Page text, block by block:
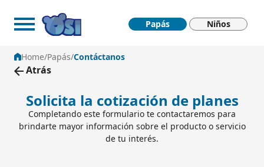
Saltar al contenido principal
Contáctanos - Papas Osi
Papás Niños
Home/Papás/Contáctanos
Atrás
Solicita la cotización de planes
Completando este formulario te contactaremos para
brindarte mayor información sobre el producto o servicio
de tu interés.